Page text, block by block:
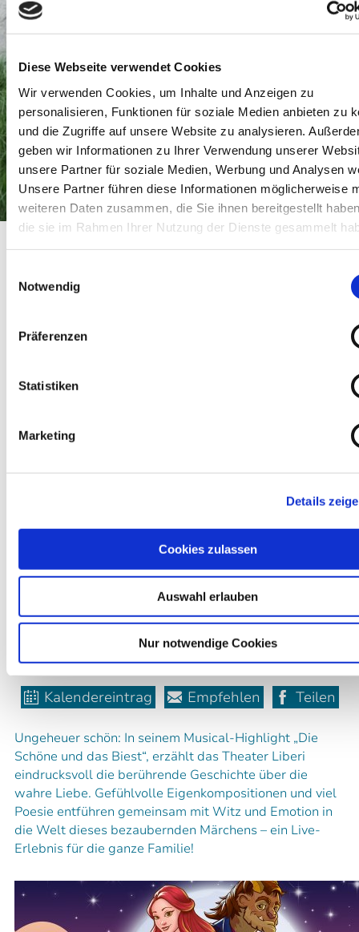
Diese Webseite verwendet Cookies
Wir verwenden Cookies, um Inhalte und Anzeigen zu
personalisieren, Funktionen für soziale Medien anbieten zu
und die Zugriffe auf unsere Website zu analysieren.
geben wir Informationen zu Ihrer Verwendung unserer
unsere Partner für soziale Medien, Werbung und Analysen
Unsere Partner führen diese Informationen möglicherweise
weiteren Daten zusammen, die Sie ihnen bereitgestellt
die sie im Rahmen Ihrer Nutzung der Dienste gesammelt
Notwendig
Präferenzen
Statistiken
Marketing
Details
Cookies zulassen
Auswahl erlauben
Nur notwendige Cookies
Die Schöne und das Biest - das Musical
Die Schöne und das Biest - das Musical
Die Schöne und das Biest -
Wolfratshausen
Loisachhalle Wolfratshausen
28,00 €
Eintritt
weitere Veranstaltungsinfos
Kalendereintrag Empfehlen Teilen
Ungeheuer schön: In seinem Musical-Highlight „Die
Schöne und das Biest“, erzählt das Theater Liberi
eindrucksvoll die berührende Geschichte über die
wahre Liebe. Gefühlvolle Eigenkompositionen und viel
Poesie entführen gemeinsam mit Witz und Emotion in
die Welt dieses bezaubernden Märchens – ein Live-
Erlebnis für die ganze Familie!